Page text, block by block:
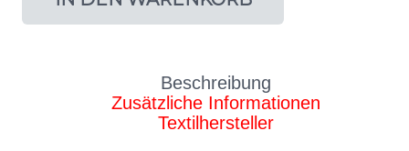
Beschreibung
Zusätzliche Informationen
Textilhersteller